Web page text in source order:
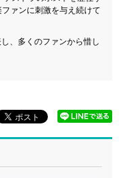
ァンに刺激を与え続けて
、多くのファンから惜し